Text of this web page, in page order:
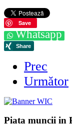
Save
Whatsapp
Prec
Următor
Piata muncii in